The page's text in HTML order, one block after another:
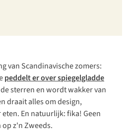
van Scandinavische zomers:
peddelt er over spiegelgladde
sterren en wordt wakker van
draait alles om design,
En natuurlijk: fika! Geen
z'n Zweeds.